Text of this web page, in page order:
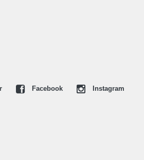
Facebook Instagram